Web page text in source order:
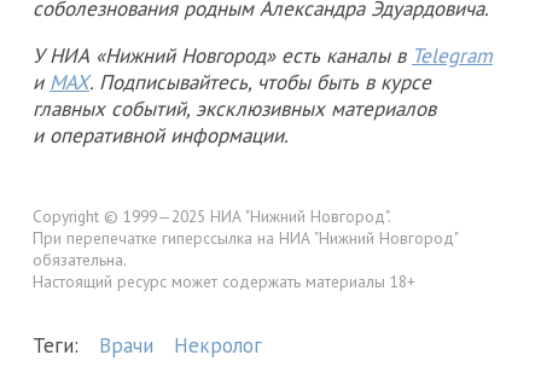
соболезнования родным Александра Эдуардовича.
У НИА «Нижний Новгород» есть каналы в Telegram
и MAX. Подписывайтесь, чтобы быть в курсе
главных событий, эксклюзивных материалов
и оперативной информации.
Copyright © 1999—2025 НИА "Нижний Новгород".
При перепечатке гиперссылка на НИА "Нижний Новгород"
обязательна.
Настоящий ресурс может содержать материалы 18+
Теги: Врачи Некролог